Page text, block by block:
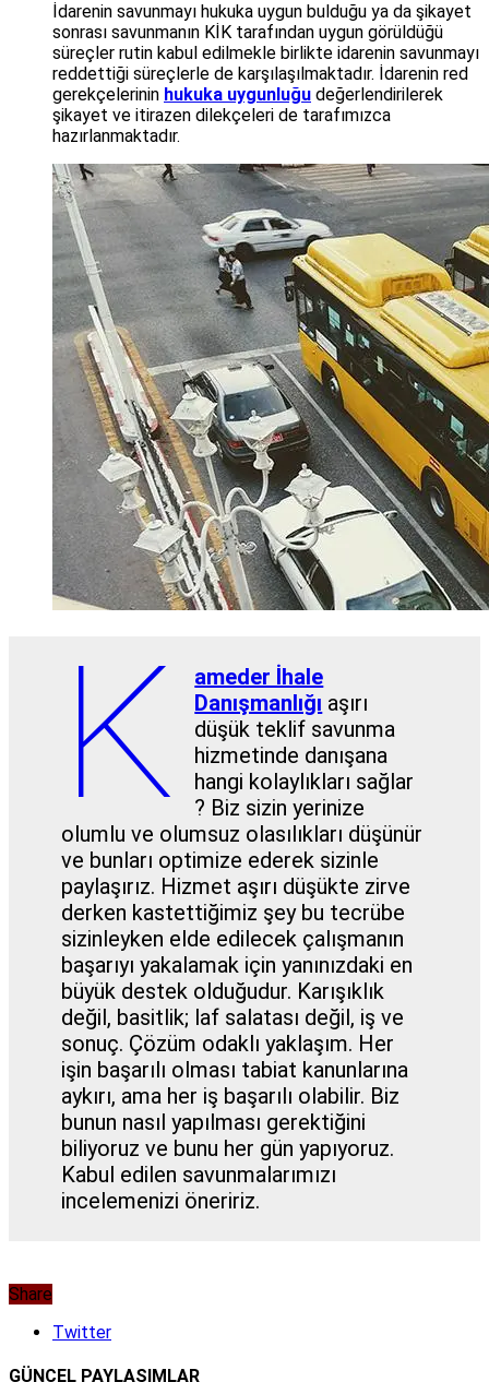
İdarenin savunmayı hukuka uygun bulduğu ya da şikayet
sonrası savunmanın KİK tarafından uygun görüldüğü
süreçler rutin kabul edilmekle birlikte idarenin savunmayı
reddettiği süreçlerle de karşılaşılmaktadır. İdarenin red
gerekçelerinin hukuka uygunluğu değerlendirilerek
şikayet ve itirazen dilekçeleri de tarafımızca
hazırlanmaktadır.
K
ameder İhale
Danışmanlığı aşırı
düşük teklif savunma
hizmetinde danışana
hangi kolaylıkları sağlar
? Biz sizin yerinize
olumlu ve olumsuz olasılıkları düşünür
ve bunları optimize ederek sizinle
paylaşırız. Hizmet aşırı düşükte zirve
derken kastettiğimiz şey bu tecrübe
sizinleyken elde edilecek çalışmanın
başarıyı yakalamak için yanınızdaki en
büyük destek olduğudur. Karışıklık
değil, basitlik; laf salatası değil, iş ve
sonuç. Çözüm odaklı yaklaşım. Her
işin başarılı olması tabiat kanunlarına
aykırı, ama her iş başarılı olabilir. Biz
bunun nasıl yapılması gerektiğini
biliyoruz ve bunu her gün yapıyoruz.
Kabul edilen savunmalarımızı
incelemenizi öneririz.
Share
Twitter
GÜNCEL PAYLAŞIMLAR